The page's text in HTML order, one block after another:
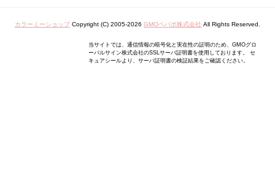
カラーミーショップ Copyright (C) 2005-2026 GMOペパボ株式会社 All Rights Reserved.
当サイトでは、通信情報の暗号化と実在性の証明のため、GMOグロ
ーバルサイン株式会社のSSLサーバ証明書を使用しております。 セ
キュアシールより、サーバ証明書の検証結果をご確認ください。